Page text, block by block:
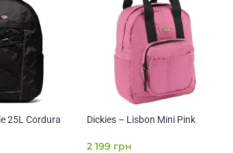
25L Cordura
Dickies – Lisbon Mini Pink
2 199 грн